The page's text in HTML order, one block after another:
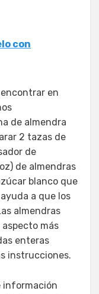
con
en
de almendra
2 tazas de
de
de almendras
blanco que
a que los
almendras
más
enteras
instrucciones.
información